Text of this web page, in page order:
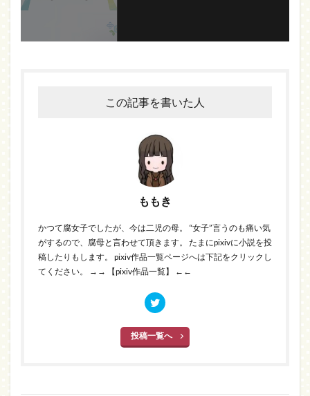
この記事を書いた人
ももき
かつて腐女子でしたが、今は二児の母。 “女子”言うのも痛い気
がするので、腐母と言わせて頂きます。 たまにpixivに小説を投
稿したりもします。 pixiv作品一覧ページへは下記をクリックし
てください。
→→ 【pixiv作品一覧】 ←←
投稿一覧へ